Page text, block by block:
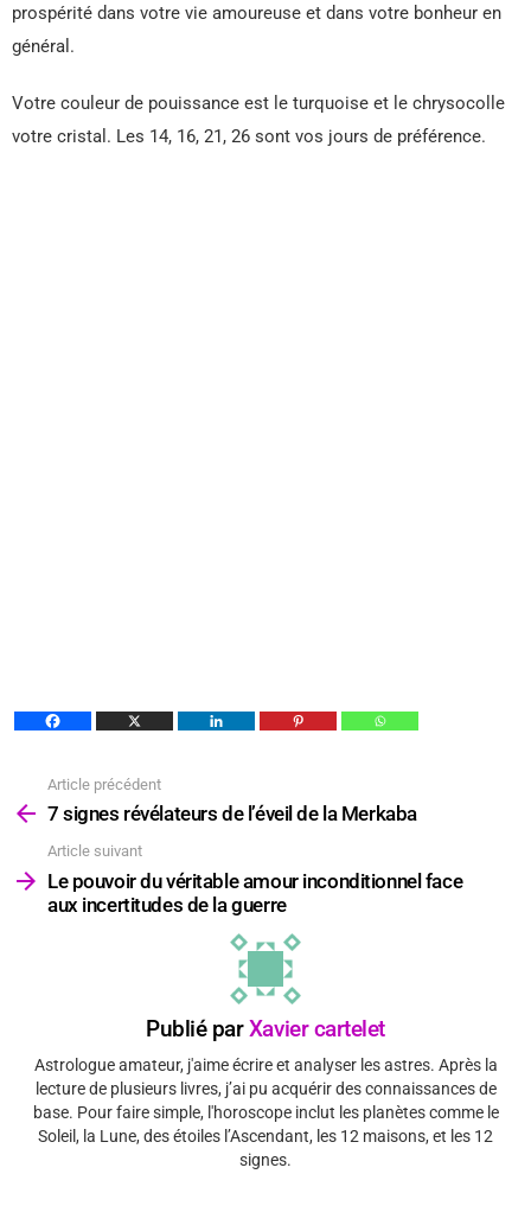
prospérité dans votre vie amoureuse et dans votre bonheur en
général.
Votre couleur de pouissance est le turquoise et le chrysocolle
votre cristal. Les 14, 16, 21, 26 sont vos jours de préférence.
plus
Article précédent
7 signes révélateurs de l’éveil de la Merkaba
Article suivant
Le pouvoir du véritable amour inconditionnel face
aux incertitudes de la guerre
Publié parXavier cartelet
Astrologue amateur, j'aime écrire et analyser les astres. Après la
lecture de plusieurs livres, j’ai pu acquérir des connaissances de
base. Pour faire simple, l'horoscope inclut les planètes comme le
Soleil, la Lune, des étoiles l’Ascendant, les 12 maisons, et les 12
signes.